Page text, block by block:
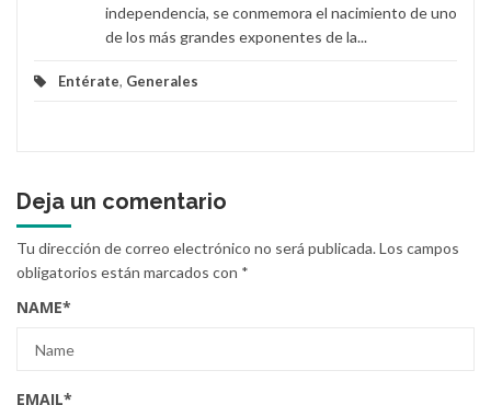
independencia, se conmemora el nacimiento de uno
de los más grandes exponentes de la...
Entérate, Generales
Deja un comentario
Tu dirección de correo electrónico no será publicada.Los campos
obligatorios están marcados con *
NAME*
EMAIL*